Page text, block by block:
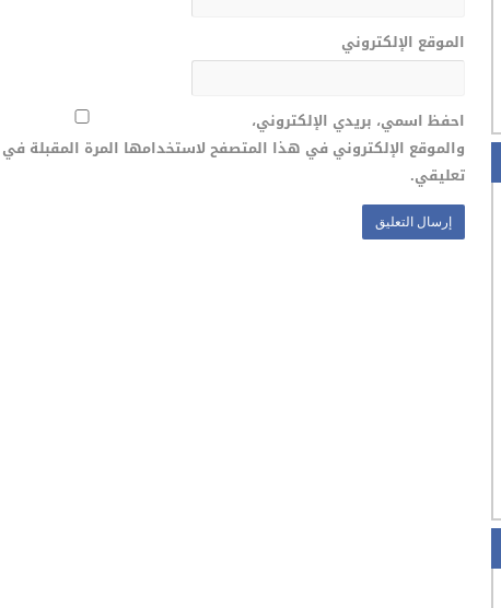
الموقع الإلكتروني
احفظ اسمي، بريدي الإلكتروني،
والموقع الإلكتروني في هذا المتصفح لاستخدامها المرة المقبلة في
تعليقي.